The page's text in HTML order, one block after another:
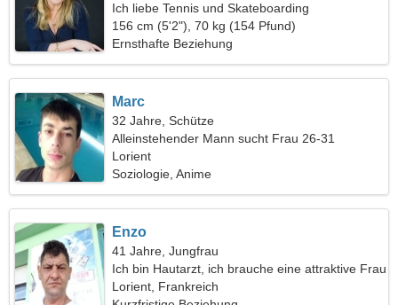
Ich liebe Tennis und Skateboarding
156 cm (5'2"), 70 kg (154 Pfund)
Ernsthafte Beziehung
Marc
32 Jahre, Schütze
Alleinstehender Mann sucht Frau 26-31
Lorient
Soziologie, Anime
Enzo
41 Jahre, Jungfrau
Ich bin Hautarzt, ich brauche eine attraktive Frau
Lorient, Frankreich